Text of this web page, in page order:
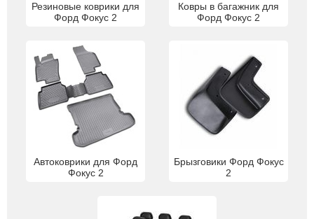
Резиновые коврики для
Форд Фокус 2
Ковры в багажник для
Форд Фокус 2
Автоковрики для Форд
Фокус 2
Брызговики Форд Фокус
2